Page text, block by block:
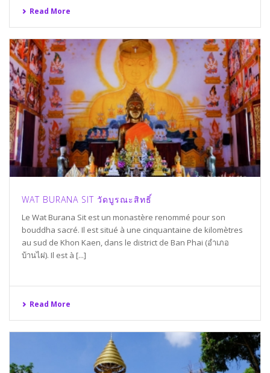
Read More
WAT BURANA SIT วัดบูรณะสิทธิ์
Le Wat Burana Sit est un monastère renommé pour son
bouddha sacré. Il est situé à une cinquantaine de kilomètres
au sud de Khon Kaen, dans le district de Ban Phai (อำเภอ
บ้านไผ่). Il est à [...]
Read More